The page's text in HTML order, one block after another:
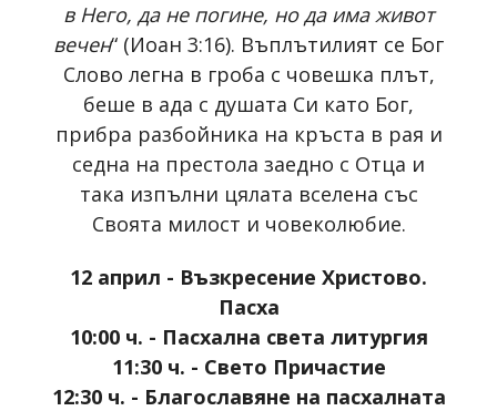
в Него, да не погине, но да има живот
вечен“ (Иоан 3:16). Въплътилият се Бог
Слово легна в гроба с човешка плът,
беше в ада с душата Си като Бог,
прибра разбойника на кръста в рая и
седна на престола заедно с Отца и
така изпълни цялата вселена със
Своята милост и човеколюбие.
12 април - Възкресение Христово.
Пасха
10:00 ч. - Пасхална света литургия
11:30 ч. - Свето Причастие
12:30 ч. - Благославяне на пасхалната